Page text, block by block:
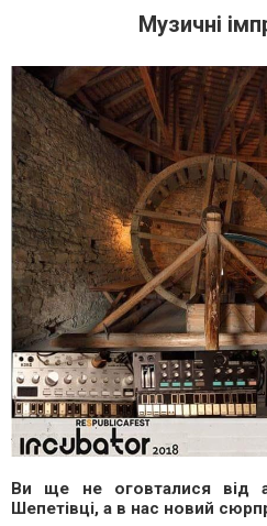
Музичні
Ви ще не оговталися від
Шепетівці, а в нас новий